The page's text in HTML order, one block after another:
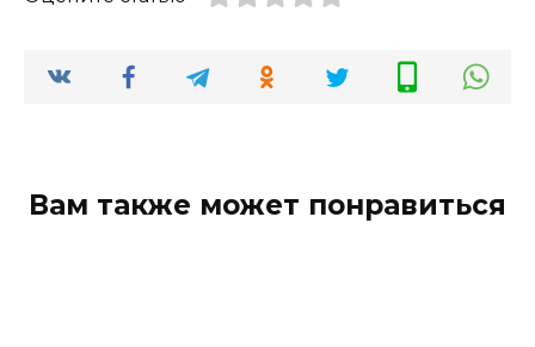
Вам также может понравиться